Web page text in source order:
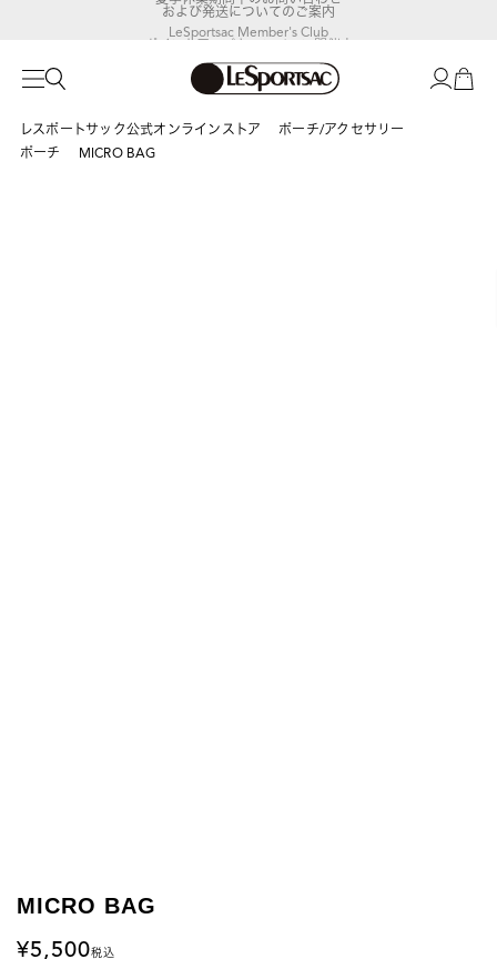
LeSportsac Member's Club
ポイントアップキャンペーン開催中
レスポートサック公式オンラインストア
ポーチ/アクセサリー
ポーチ
MICRO BAG
MICRO BAG
5,500税込